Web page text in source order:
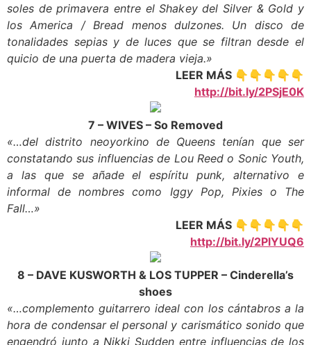
soles de primavera entre el Shakey del Silver & Gold y
los America / Bread menos dulzones. Un disco de
tonalidades sepias y de luces que se filtran desde el
quicio de una puerta de madera vieja.»
LEER MÁS 👇👇👇👇👇
http://bit.ly/2PSjE0K
7 – WIVES – So Removed
«…del distrito neoyorkino de Queens tenían que ser
constatando sus influencias de Lou Reed o Sonic Youth,
a las que se añade el espíritu punk, alternativo e
informal de nombres como Iggy Pop, Pixies o The
Fall…»
LEER MÁS 👇👇👇👇👇
http://bit.ly/2PlYUQ6
8 – DAVE KUSWORTH & LOS TUPPER – Cinderella’s
shoes
«…complemento guitarrero ideal con los cántabros a la
hora de condensar el personal y carismático sonido que
engendró junto a Nikki Sudden entre influencias de los